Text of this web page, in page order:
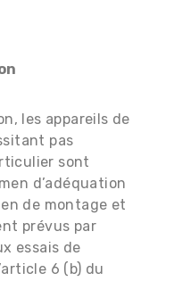
les appareils de
pas
sont
d’adéquation
de montage et
prévus par
essais de
6 (b) du